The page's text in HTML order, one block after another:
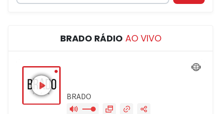
BRADO RÁDIO AO VIVO